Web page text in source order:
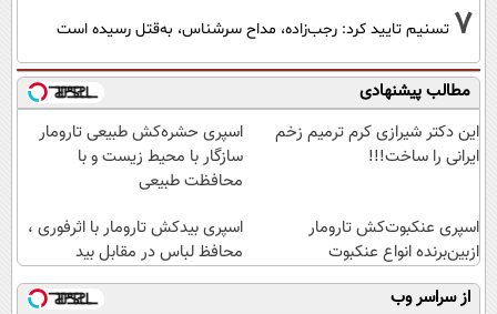
7 تسنیم تایید کرد: رجب‌زاده، مداح سرشناس، به‌قتل رسیده است
مطالب پیشنهادی
این دکتر شیرازی کرم ترمیم زخم
ایرانی را ساخت!!!
اسپری حشره‌کش طبیعی تارومار
سازگار با محیط زیست و با
محافظت طبیعی
اسپری عنکبوت‌‌کش تارومار
ازبین‌برنده انواع عنکبوت
اسپری بیدکش تارومار با اثرفوری ،
محافظ لباس در مقابل بید
از سراسر وب